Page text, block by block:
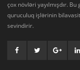
çox növləri yayılmışdır.
quruculuq işlərinin
sevindirir.